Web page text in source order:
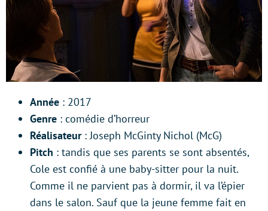
Année : 2017
Genre : comédie d’horreur
Réalisateur: Joseph McGinty Nichol (McG)
Pitch : tandis que ses parents se sont absentés,
Cole est confié à une baby-sitter pour la nuit.
Comme il ne parvient pas à dormir, il va l’épier
dans le salon. Sauf que la jeune femme fait en